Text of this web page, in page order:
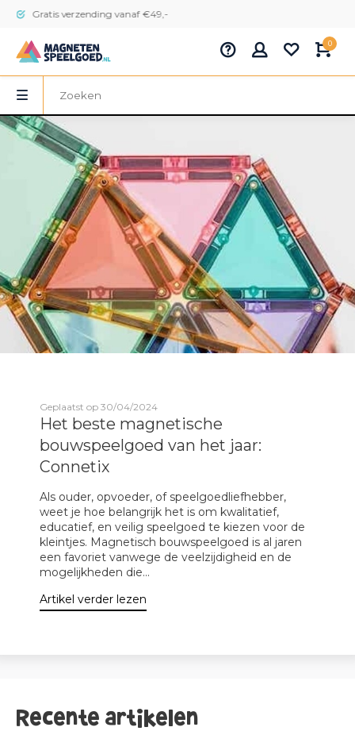
Gratis verzending vanaf €49,-
0
Geplaatst op 30/04/2024
Het beste magnetische
bouwspeelgoed van het jaar:
Connetix
Als ouder, opvoeder, of speelgoedliefhebber,
weet je hoe belangrijk het is om kwalitatief,
educatief, en veilig speelgoed te kiezen voor de
kleintjes. Magnetisch bouwspeelgoed is al jaren
een favoriet vanwege de veelzijdigheid en de
mogelijkheden die...
Artikel verder lezen
Recente artikelen